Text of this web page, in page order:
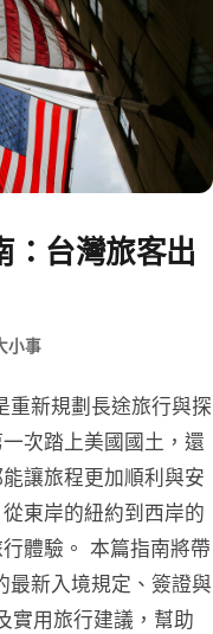
台灣旅客出
小事
重新規劃長途旅行與探
次踏上美國國土，還
讓旅程更加順利與安
東岸的紐約到西岸的
體驗。 本篇指南將帶
最新入境規定、簽證與
實用旅行建議，幫助